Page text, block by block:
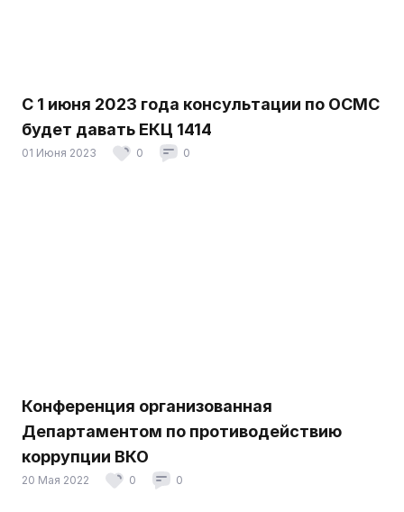
С 1 июня 2023 года консультации по ОСМС
будет давать ЕКЦ 1414
01 Июня 2023 0 0
Конференция организованная
Департаментом по противодействию
коррупции ВКО
20 Мая 2022 0 0